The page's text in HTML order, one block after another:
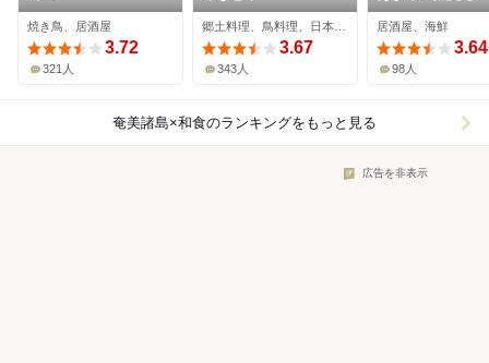
焼き鳥、居酒屋
3.72
321人
3.67
343人
居酒屋、海鮮
3.64
98人
奄美諸島×和食のランキングをもっと見る
広告を非表示